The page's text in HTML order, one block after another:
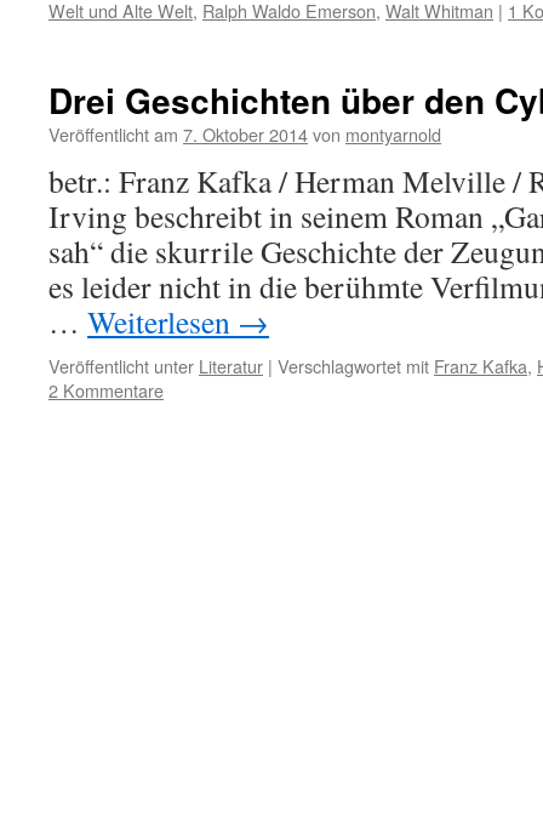
Welt und Alte Welt, Ralph Waldo Emerson, Walt Whitman | 1
Drei Geschichten über den
Veröffentlicht am 7. Oktober 2014von montyarnold
betr.: Franz Kafka / Herman Melville /
Irving beschreibt in seinem Roman
sah“ die skurrile Geschichte der
es leider nicht in die berühmte
… Weiterlesen →
Veröffentlicht unter Literatur | Verschlagwortet mit Franz Kafka,
2 Kommentare